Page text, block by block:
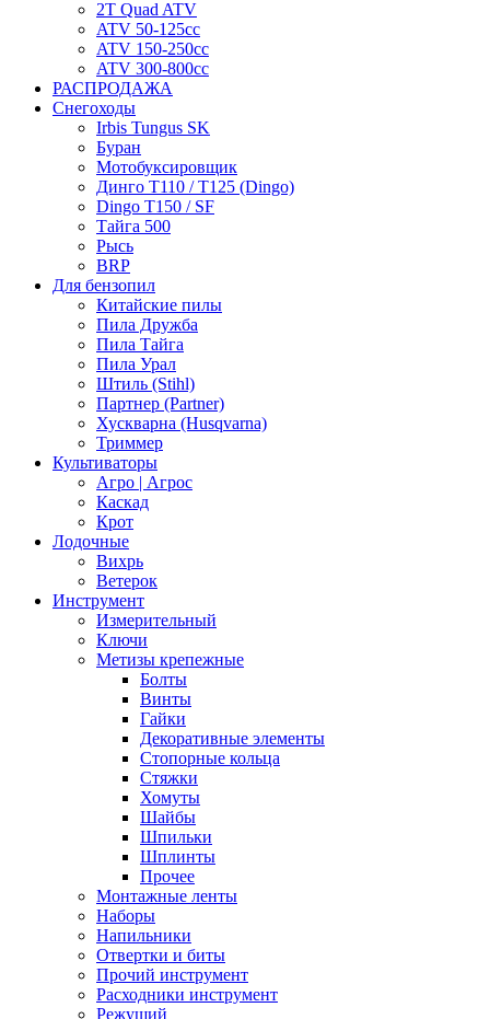
2T Quad ATV
ATV 50-125cc
ATV 150-250cc
ATV 300-800cc
РАСПРОДАЖА
Снегоходы
Irbis Tungus SK
Буран
Мотобуксировщик
Динго T110 / T125 (Dingo)
Dingo T150 / SF
Тайга 500
Рысь
BRP
Для бензопил
Китайские пилы
Пила Дружба
Пила Тайга
Пила Урал
Штиль (Stihl)
Партнер (Partner)
Хускварна (Husqvarna)
Триммер
Культиваторы
Агро | Агрос
Каскад
Крот
Лодочные
Вихрь
Ветерок
Инструмент
Измерительный
Ключи
Метизы крепежные
Болты
Винты
Гайки
Декоративные элементы
Стопорные кольца
Стяжки
Хомуты
Шайбы
Шпильки
Шплинты
Прочее
Монтажные ленты
Наборы
Напильники
Отвертки и биты
Прочий инструмент
Расходники инструмент
Режущий